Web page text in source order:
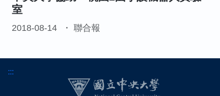
室
2018-08-14 聯合報
:::